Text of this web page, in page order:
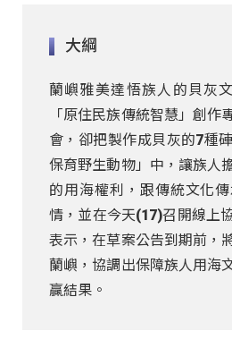
大綱
蘭嶼雅美達悟族人的貝灰
「原住民族傳統智慧」創作
會，卻把製作成貝灰的7種
保育野生動物」中，讓族人
的用海權利，跟傳統文化
情，並在今天(17)召開線上
表示，在草案公告到期前，
蘭嶼，協調出保障族人用海
贏結果。